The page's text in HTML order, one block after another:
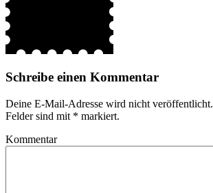
Schreibe einen Kommentar
Deine E-Mail-Adresse wird nicht veröffentlicht.
Felder sind mit * markiert.
Kommentar